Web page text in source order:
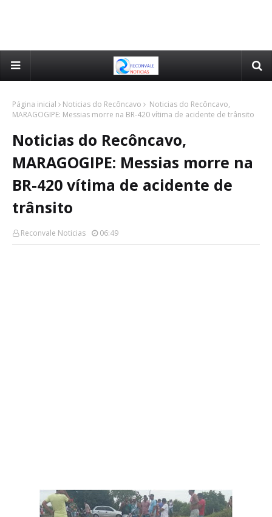
Página inicial Noticias do Recôncavo
Noticias do Recôncavo,
MARAGOGIPE: Messias morre na BR-420 vítima de acidente de trânsito
Noticias do Recôncavo,
MARAGOGIPE: Messias morre na
BR-420 vítima de acidente de
trânsito
Reconvale Noticias 06:49